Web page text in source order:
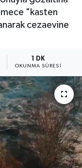
"kasten
cezaevine
1 DK
OKUNMA SÜRESI